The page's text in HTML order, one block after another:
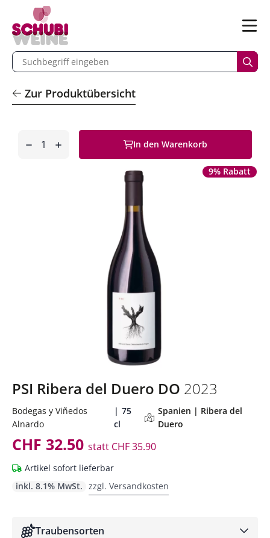
Menü
eingeben
Zur Produktübersicht
In den Warenkorb
9% Rabatt
PSI Ribera del Duero DO 2023
Bodegas y Viñedos
Alnardo
75
cl
Spanien | Ribera del
Duero
CHF 32.50 statt CHF 35.90
Artikel sofort lieferbar
inkl. 8.1% MwSt. zzgl. Versandkosten
Traubensorten